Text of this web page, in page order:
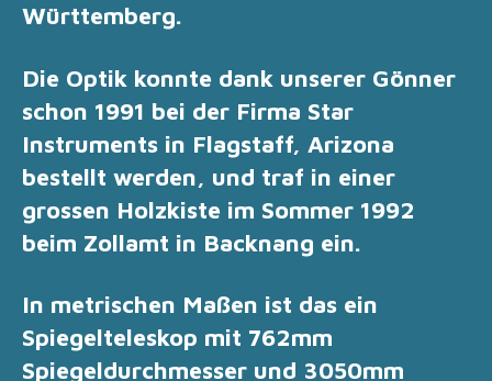
Württemberg.
Die Optik konnte dank unserer Gönner
schon 1991 bei der Firma Star
Instruments in Flagstaff, Arizona
bestellt werden, und traf in einer
grossen Holzkiste im Sommer 1992
beim Zollamt in Backnang ein.
In metrischen Maßen ist das ein
Spiegelteleskop mit 762mm
Spiegeldurchmesser und 3050mm